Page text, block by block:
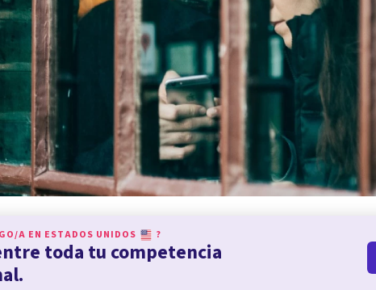
A EN ESTADOS UNIDOS ?
toda tu competencia